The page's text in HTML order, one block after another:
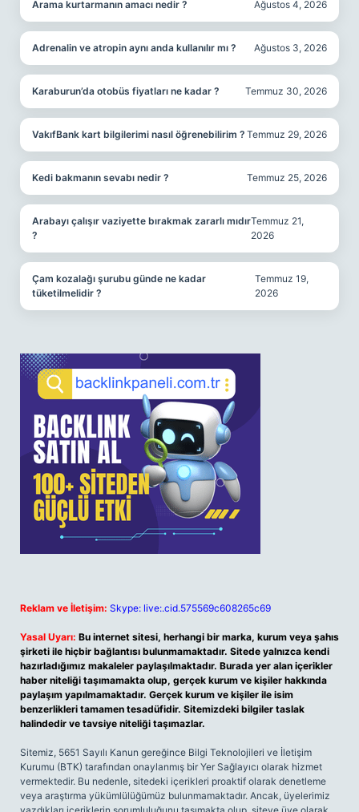
Arama kurtarmanın amacı nedir ? Ağustos 4, 2026
Adrenalin ve atropin aynı anda kullanılır mı ? Ağustos 3, 2026
Karaburun’da otobüs fiyatları ne kadar ? Temmuz 30, 2026
VakıfBank kart bilgilerimi nasıl öğrenebilirim ? Temmuz 29, 2026
Kedi bakmanın sevabı nedir ? Temmuz 25, 2026
Arabayı çalışır vaziyette bırakmak zararlı mıdır
?
Temmuz 21,
2026
Çam kozalağı şurubu günde ne kadar
tüketilmelidir ?
Temmuz 19,
2026
Reklam ve İletişim: Skype: live:.cid.575569c608265c69
Yasal Uyarı: Bu internet sitesi, herhangi bir marka, kurum veya şahıs
şirketi ile hiçbir bağlantısı bulunmamaktadır. Sitede yalnızca kendi
hazırladığımız makaleler paylaşılmaktadır. Burada yer alan içerikler
haber niteliği taşımamakta olup, gerçek kurum ve kişiler hakkında
paylaşım yapılmamaktadır. Gerçek kurum ve kişiler ile isim
benzerlikleri tamamen tesadüfidir. Sitemizdeki bilgiler taslak
halindedir ve tavsiye niteliği taşımazlar.
Sitemiz, 5651 Sayılı Kanun gereğince Bilgi Teknolojileri ve İletişim
Kurumu (BTK) tarafından onaylanmış bir Yer Sağlayıcı olarak hizmet
vermektedir. Bu nedenle, sitedeki içerikleri proaktif olarak denetleme
veya araştırma yükümlülüğümüz bulunmamaktadır. Ancak, üyelerimiz